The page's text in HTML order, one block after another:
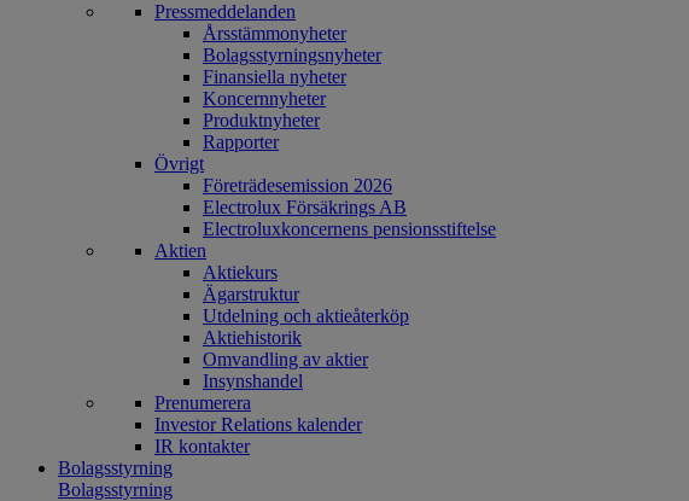
Pressmeddelanden
Årsstämmonyheter
Bolagsstyrningsnyheter
Finansiella nyheter
Koncernnyheter
Produktnyheter
Rapporter
Övrigt
Företrädesemission 2026
Electrolux Försäkrings AB
Electroluxkoncernens pensionsstiftelse
Aktien
Aktiekurs
Ägarstruktur
Utdelning och aktieåterköp
Aktiehistorik
Omvandling av aktier
Insynshandel
Prenumerera
Investor Relations kalender
IR kontakter
Bolagsstyrning
Bolagsstyrning